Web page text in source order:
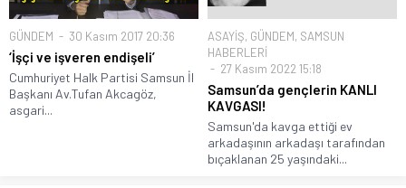
GÜNDEM 30 Kasım 2017 20:36
‘İşçi ve işveren endişeli’
Cumhuriyet Halk Partisi Samsun İl
Başkanı Av.Tufan Akcagöz,
asgari...
ASAYİŞ, GÜNDEM, SAMSUN
HABERLERİ
27 Kasım 2022 15:18
Samsun’da gençlerin KANLI
KAVGASI!
Samsun'da kavga ettiği ev
arkadaşının arkadaşı tarafından
bıçaklanan 25 yaşındaki...